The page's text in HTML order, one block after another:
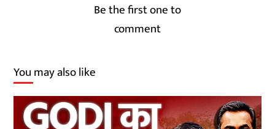
Be the first one to
comment
You may also like